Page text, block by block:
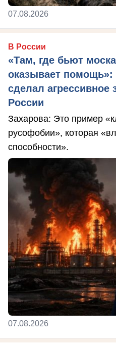
07.08.2026
В России
«Там, где бьют
оказывает помощь»:
сделал агрессивное
России
Захарова: Это пример
русофобии», которая
способности».
07.08.2026